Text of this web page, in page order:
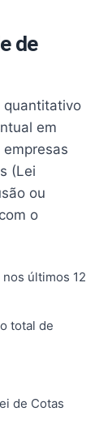
de
quantitativo
em
(Lei
ou
o
últimos 12
total de
de Cotas